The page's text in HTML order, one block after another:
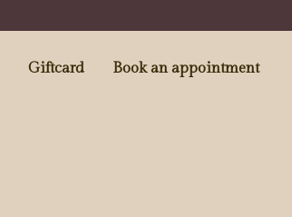
Giftcard Book an appointment